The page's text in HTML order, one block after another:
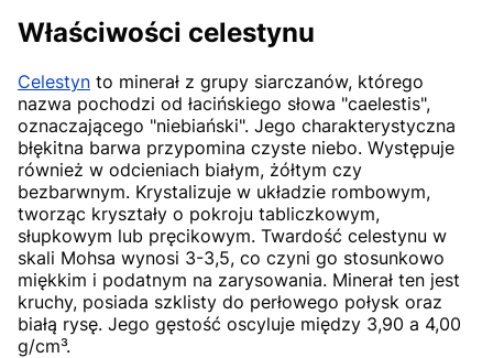
Właściwości celestynu
Celestyn to minerał z grupy siarczanów, którego
nazwa pochodzi od łacińskiego słowa "caelestis",
oznaczającego "niebiański". Jego charakterystyczna
błękitna barwa przypomina czyste niebo. Występuje
również w odcieniach białym, żółtym czy
bezbarwnym. Krystalizuje w układzie rombowym,
tworząc kryształy o pokroju tabliczkowym,
słupkowym lub pręcikowym. Twardość celestynu w
skali Mohsa wynosi 3-3,5, co czyni go stosunkowo
miękkim i podatnym na zarysowania. Minerał ten jest
kruchy, posiada szklisty do perłowego połysk oraz
białą rysę. Jego gęstość oscyluje między 3,90 a 4,00
g/cm³.